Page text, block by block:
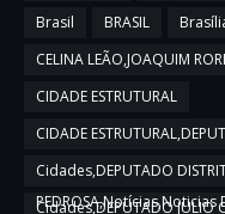
Brasil
BRASIL
CELINA LEÃO,JOAQUIM
CIDADE ESTRUTURAL
CIDADE
Cidades,DEPUTADO
PEDROSA,Notícias,Noticias
Cidades,DEPUTADO JULIO